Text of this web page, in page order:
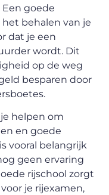
goede
behalen van je
dat je een
wordt. Dit
op de weg
besparen door
helpen om
en goede
vooral belangrijk
geen ervaring
rijschool zorgt
je rijexamen,